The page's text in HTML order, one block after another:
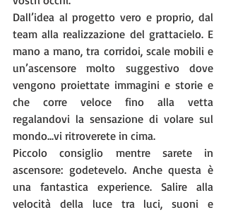
Dall’idea al progetto vero e proprio, dal
team alla realizzazione del grattacielo. E
mano a mano, tra corridoi, scale mobili e
un’ascensore molto suggestivo dove
vengono proiettate immagini e storie e
che corre veloce fino alla vetta
regalandovi la sensazione di volare sul
mondo...vi ritroverete in cima.
Piccolo consiglio mentre sarete in
ascensore: godetevelo. Anche questa è
una fantastica experience. Salire alla
velocità della luce tra luci, suoni e